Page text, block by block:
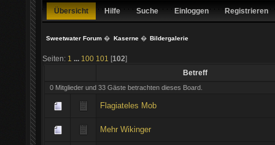
Übersicht Hilfe Suche Einloggen Registrieren
Sweetwater Forum � Kaserne� Bildergalerie
Seiten: 1 100 101 [102]
Betreff
0 Mitglieder und 33 Gäste betrachten dieses Board.
Flagiateles Mob
Mehr Wikinger